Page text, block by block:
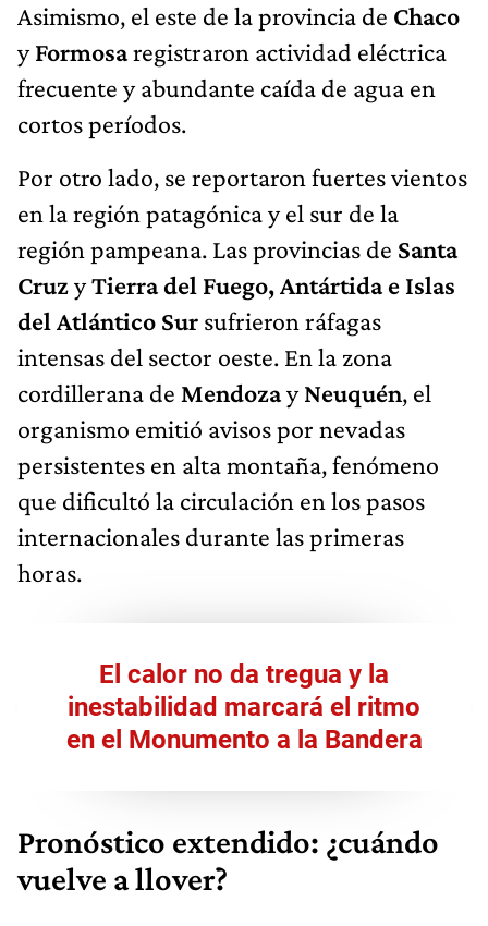
Asimismo, el este de la provincia de Chaco
yFormosaregistraron actividad eléctrica
frecuente y abundante caída de agua en
cortos períodos.
Por otro lado, se reportaron fuertes vientos
en la región patagónica y el sur de la
región pampeana. Las provincias de Santa
CruzyTierra del Fuego, Antártida e Islas
del Atlántico Sur sufrieron ráfagas
intensas del sector oeste. En la zona
cordillerana de MendozayNeuquén, el
organismo emitió avisos por nevadas
persistentes en alta montaña, fenómeno
que dificultó la circulación en los pasos
internacionales durante las primeras
horas.
El calor no da tregua y la
inestabilidad marcará el ritmo
en el Monumento a la Bandera
Pronóstico extendido: ¿cuándo
vuelve a llover?